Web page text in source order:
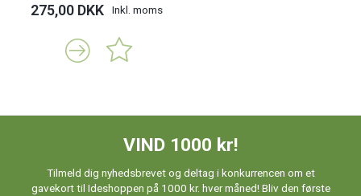
275,00 DKK Inkl. moms
VIND 1000 kr!
Tilmeld dig nyhedsbrevet og deltag i konkurrencen om et
gavekort til Ideshoppen på 1000 kr. hver måned! Bliv den første